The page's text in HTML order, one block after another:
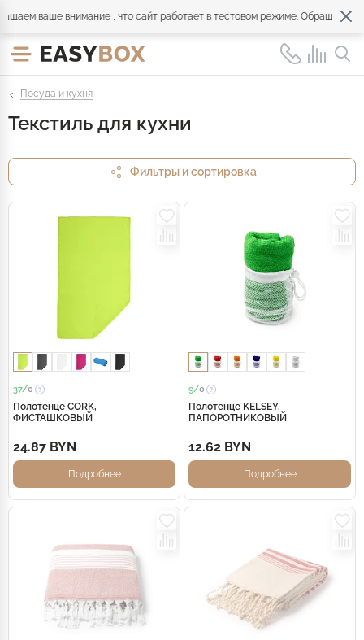
ваше внимание , что сайт работает в тестовом режиме. Обращайтесь
Посуда и кухня
Текстиль для кухни
Фильтры и сортировка
37/0
Полотенце CORK,
ФИСТАШКОВЫЙ
24.87 BYN
Подробнее
9/0
Полотенце KELSEY,
ПАПОРОТНИКОВЫЙ
12.62 BYN
Подробнее